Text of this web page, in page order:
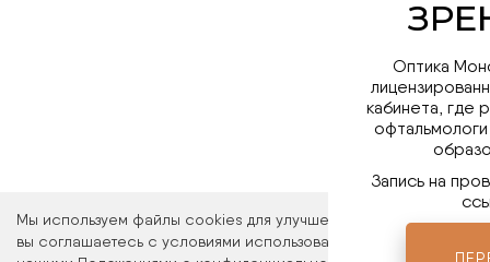
Мы используем файлы cookies для улучшения работы сайта.
вы соглашаетесь с условиями использования файлов cookies.
Оптика
кабинета, где
Запись на